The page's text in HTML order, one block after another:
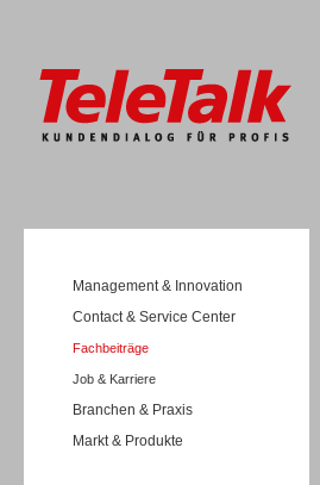
Management & Innovation
Contact & Service Center
Fachbeiträge
Job & Karriere
Branchen & Praxis
Markt & Produkte